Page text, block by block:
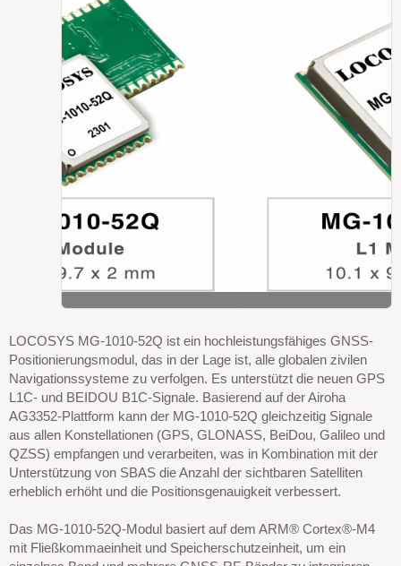
LOCOSYS MG-1010-52Q ist ein hochleistungsfähiges GNSS-
Positionierungsmodul, das in der Lage ist, alle globalen zivilen
Navigationssysteme zu verfolgen. Es unterstützt die neuen GPS
L1C- und BEIDOU B1C-Signale. Basierend auf der Airoha
AG3352-Plattform kann der MG-1010-52Q gleichzeitig Signale
aus allen Konstellationen (GPS, GLONASS, BeiDou, Galileo und
QZSS) empfangen und verarbeiten, was in Kombination mit der
Unterstützung von SBAS die Anzahl der sichtbaren Satelliten
erheblich erhöht und die Positionsgenauigkeit verbessert.
Das MG-1010-52Q-Modul basiert auf dem ARM® Cortex®-M4
mit Fließkommaeinheit und Speicherschutzeinheit, um ein